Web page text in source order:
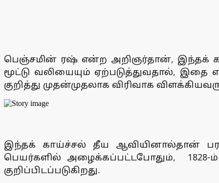
பெஞ்சமின் ரஷ் என்ற அறிஞர்தான், இந்தக்
மூட்டு வலியையும் ஏற்படுத்துவதால், இதை
குறித்து முதன்முதலாக விரிவாக
இந்தக் காய்ச்சல் தீய ஆவியினால்தான்
பெயர்களில் அழைக்கப்பட்டபோதும், 1828-
குறிப்பிடப்படுகிறது.